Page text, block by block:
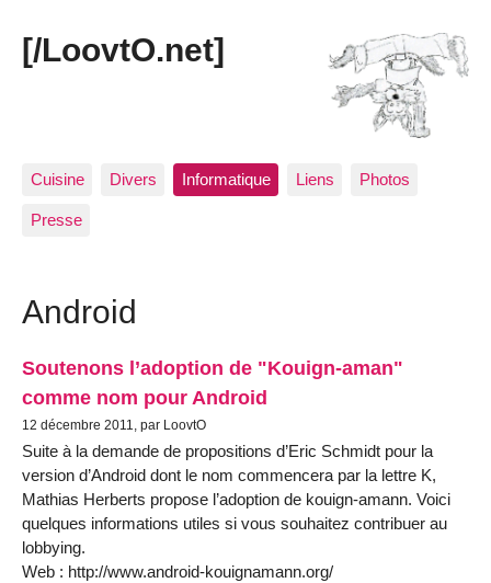
[/LoovtO.net]
Cuisine Divers Informatique Liens Photos
Presse
Android
Soutenons l’adoption de "Kouign-aman"
comme nom pour Android
12 décembre 2011, par LoovtO
Suite à la demande de propositions d’Eric Schmidt pour la
version d’Android dont le nom commencera par la lettre K,
Mathias Herberts propose l’adoption de kouign-amann. Voici
quelques informations utiles si vous souhaitez contribuer au
lobbying.
Web : http://www.android-kouignamann.org/